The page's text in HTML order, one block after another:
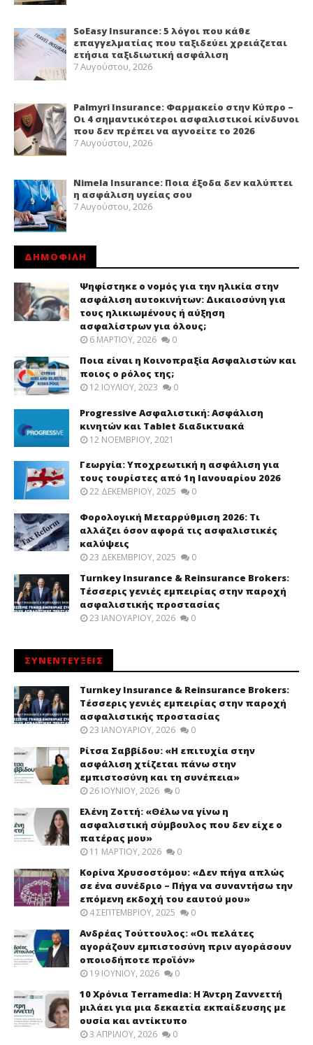
SoEasy Insurance: 5 λόγοι που κάθε
επαγγελματίας που ταξιδεύει χρειάζεται
ετήσια ταξιδιωτική ασφάλιση
7 Αυγούστου, 2026
Palmyri Insurance: Φαρμακείο στην Κύπρο –
Οι 4 σημαντικότεροι ασφαλιστικοί κίνδυνοι
που δεν πρέπει να αγνοείτε το 2026
7 Αυγούστου, 2026
Nimela Insurance: Ποια έξοδα δεν καλύπτει
η ασφάλιση υγείας σου
7 Αυγούστου, 2026
ΔΗΜΟΦΙΛΗ
Ψηφίστηκε ο νομός για την ηλικία στην
ασφάλιση αυτοκινήτων: Δικαιοσύνη για
τους ηλικιωμένους ή αύξηση
ασφαλίστρων για όλους;
6 ΜΑΡΤΊΟΥ, 2026 0
Ποια είναι η Κοινοπραξία Ασφαλιστών και
ποιος ο ρόλος της;
12 ΙΟΥΛΊΟΥ, 2023 0
Progressive Ασφαλιστική: Ασφάλιση
κινητών και Tablet διαδικτυακά
12 ΝΟΕΜΒΡΊΟΥ, 2021
Γεωργία: Υποχρεωτική η ασφάλιση για
τους τουρίστες από 1η Ιανουαρίου 2026
22 ΔΕΚΕΜΒΡΊΟΥ, 2025 0
Φορολογική Μεταρρύθμιση 2026: Τι
αλλάζει όσον αφορά τις ασφαλιστικές
καλύψεις
23 ΔΕΚΕΜΒΡΊΟΥ, 2025 0
Turnkey Insurance & Reinsurance Brokers:
Τέσσερις γενιές εμπειρίας στην παροχή
ασφαλιστικής προστασίας
23 ΙΑΝΟΥΑΡΊΟΥ, 2026 0
ΣΥΝΕΝΤΕΥΞΕΙΣ
Turnkey Insurance & Reinsurance Brokers:
Τέσσερις γενιές εμπειρίας στην παροχή
ασφαλιστικής προστασίας
23 ΙΑΝΟΥΑΡΊΟΥ, 2026 0
Ρίτσα Σαββίδου: «Η επιτυχία στην
ασφάλιση χτίζεται πάνω στην
εμπιστοσύνη και τη συνέπεια»
26 ΙΟΥΝΊΟΥ, 2026 0
Ελένη Ζοττή: «Θέλω να γίνω η
ασφαλιστική σύμβουλος που δεν είχε ο
πατέρας μου»
11 ΜΑΡΤΊΟΥ, 2026 0
Κορίνα Χρυσοστόμου: «Δεν πήγα απλώς
σε ένα συνέδριο – Πήγα να συναντήσω την
επόμενη εκδοχή του εαυτού μου»
4 ΣΕΠΤΕΜΒΡΊΟΥ, 2025 0
Ανδρέας Τούττουλος: «Οι πελάτες
αγοράζουν εμπιστοσύνη πριν αγοράσουν
οποιοδήποτε προϊόν»
19 ΙΟΥΝΊΟΥ, 2026 0
10 Χρόνια Terramedia: Η Άντρη Ζαννεττή
μιλάει για μια δεκαετία εκπαίδευσης με
ουσία και αντίκτυπο
3 ΑΠΡΙΛΊΟΥ, 2026 0